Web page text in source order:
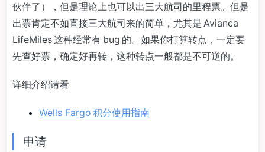
伙伴了），但是理论上也可以出三大航司的里程票。但是
出票肯定不如直接三大航司来的简单，尤其是 Avianca
LifeMiles 这种经常有 bug 的。如果你打算转点，一定要
先查好票，确定好再转，这种转点一般都是不可逆的。
详细介绍请看
Wells Fargo 积分使用指南
申请